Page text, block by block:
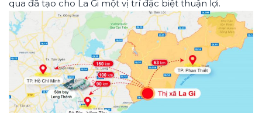
qua đã tạo cho La Gi một vị trí đặc biệt thuận lợi.